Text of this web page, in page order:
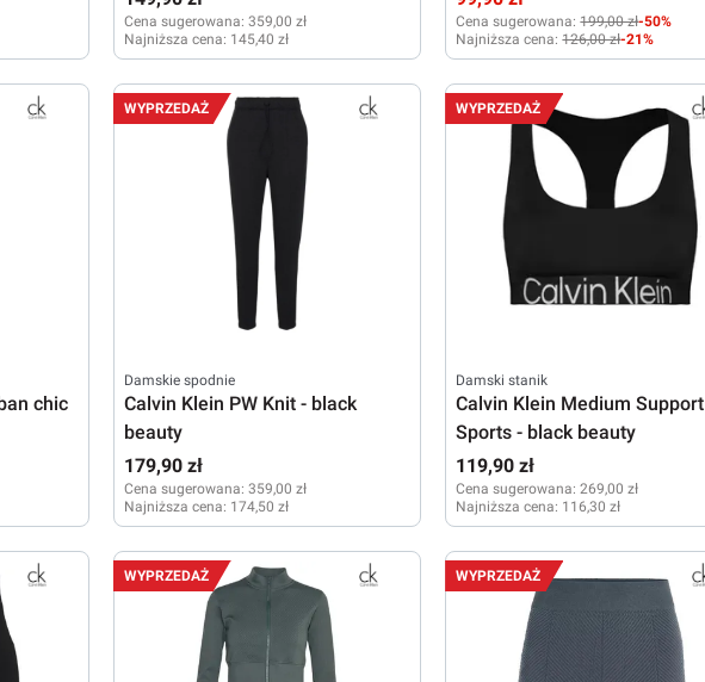
Cena sugerowana: 359,00 zł
Najniższa cena: 145,40 zł
XS M L
Cena sugerowana: 199,00 zł-50%
Najniższa cena:126,00 zł-21%
XS
chic
WYPRZEDAŻ
Damskie spodnie
Calvin Klein PW Knit - black
beauty
179,90 zł
Cena sugerowana: 359,00 zł
Najniższa cena: 174,50 zł
XS M
WYPRZEDAŻ
Damski stanik
Calvin Klein Medium Support
Sports - black beauty
119,90 zł
Cena sugerowana: 269,00 zł
Najniższa cena: 116,30 zł
XS
WYPRZEDAŻ WYPRZEDAŻ